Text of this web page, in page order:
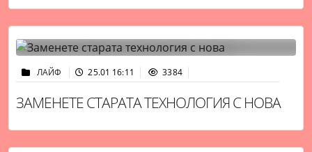
ЛАЙФ 25.01 16:11 3384
ЗАМЕНЕТЕ СТАРАТА ТЕХНОЛОГИЯ С НОВА